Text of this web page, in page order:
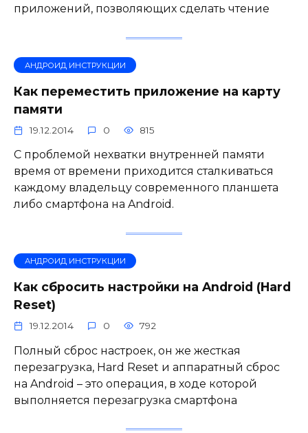
приложений, позволяющих сделать чтение
АНДРОИД ИНСТРУКЦИИ
Как переместить приложение на карту
памяти
19.12.2014 0 815
С проблемой нехватки внутренней памяти
время от времени приходится сталкиваться
каждому владельцу современного планшета
либо смартфона на Android.
АНДРОИД ИНСТРУКЦИИ
Как сбросить настройки на Android (Hard
Reset)
19.12.2014 0 792
Полный сброс настроек, он же жесткая
перезагрузка, Hard Reset и аппаратный сброс
на Android – это операция, в ходе которой
выполняется перезагрузка смартфона